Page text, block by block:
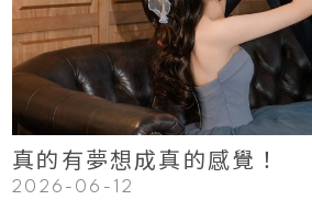
Read More
真的有夢想成真的感覺！
2026-06-12